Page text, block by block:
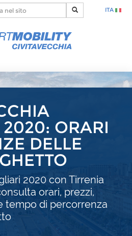
ITA
ORARI
DELLE
2020 con Tirrenia
orari, prezzi,
tempo di percorrenza